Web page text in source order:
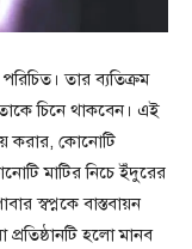
তার ব্যতিক্রম
চিনে থাকবেন। এই
করার, কোনোটি
মাটির নিচে ইঁদুরের
স্বপ্নকে বাস্তবায়ন
হলো মানব